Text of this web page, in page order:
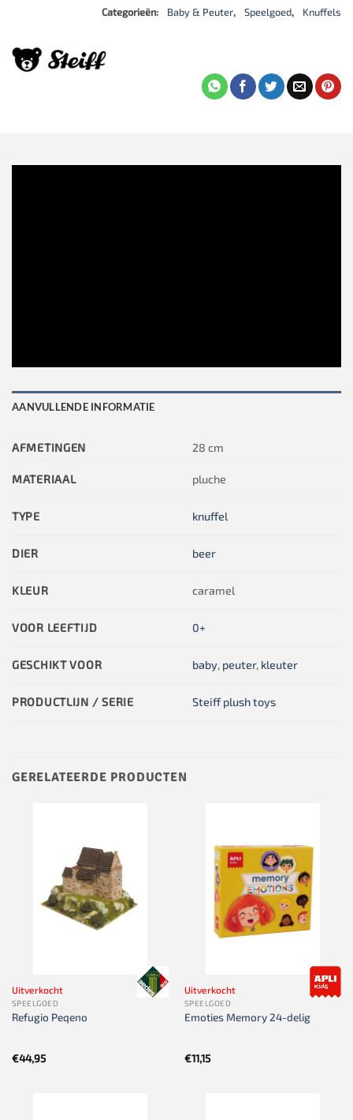
Categorieën:
Baby & Peuter, Speelgoed, Knuffels
AANVULLENDE INFORMATIE
AFMETINGEN 28 cm
MATERIAAL pluche
TYPE knuffel
DIER beer
KLEUR caramel
VOOR LEEFTIJD 0+
GESCHIKT VOOR baby, peuter, kleuter
PRODUCTLIJN / SERIE Steiff plush toys
GERELATEERDE PRODUCTEN
Uitverkocht
SPEELGOED
Refugio Peqeno
€44,95
Uitverkocht
SPEELGOED
Emoties Memory 24-delig
€11,15